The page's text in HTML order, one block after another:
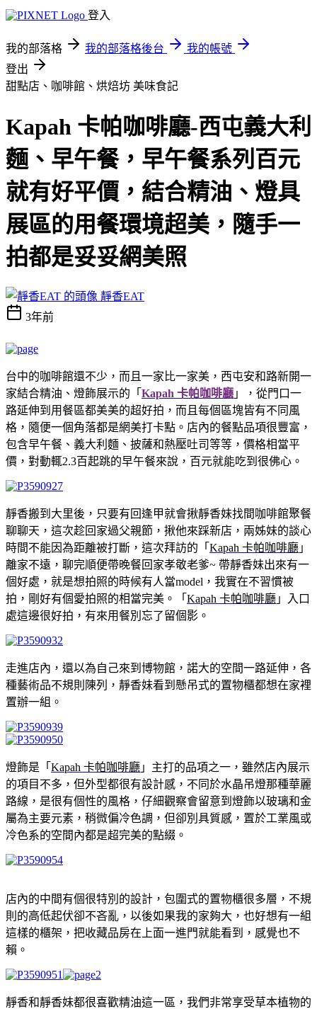
登入
我的部落格 我的部落格後台
我的帳號
登出
甜點店、咖啡館、烘焙坊 美味食記
Kapah 卡帕咖啡廳-西屯義大利
麵、早午餐，早午餐系列百元
就有好平價，結合精油、燈具
展區的用餐環境超美，隨手一
拍都是妥妥網美照
靜香EAT
3年前
台中的咖啡館還不少，而且一家比一家美，西屯安和路新開一
家結合精油、燈飾展示的「 Kapah 卡帕咖啡廳 」，從門口一
路延伸到用餐區都美美的超好拍，而且每個區塊皆有不同風
格，隨便一個角落都是網美打卡點。店內的餐點品項很豐富，
包含早午餐、義大利麵、披薩和熱壓吐司等等，價格相當平
價，對動輒2.3百起跳的早午餐來說，百元就能吃到很佛心。
靜香搬到大里後，只要有回逢甲就會揪靜香妹找間咖啡館聚餐
聊聊天，這次趁回家過父親節，揪他來踩新店，兩姊妹的談心
時間不能因為距離被打斷，這次拜訪的「 Kapah 卡帕咖啡廳 」
離家不遠，聊完順便帶晚餐回家孝敬老爹~ 帶靜香妹出來有一
個好處，就是想拍照的時候有人當model，我實在不習慣被
拍，剛好有個愛拍照的相當完美。「 Kapah 卡帕咖啡廳 」入口
處這邊很好拍，有來用餐別忘了留個影。
走進店內，還以為自己來到博物館，諾大的空間一路延伸，各
種藝術品不規則陳列，靜香妹看到懸吊式的置物櫃都想在家裡
置辦一組。
燈飾是「 Kapah 卡帕咖啡廳 」主打的品項之一，雖然店內展示
的項目不多，但外型都很有設計感，不同於水晶吊燈那種華麗
路線，是很有個性的風格，仔細觀察會留意到燈飾以玻璃和金
屬為主要元素，稍微偏冷色調，但卻別具質感，置於工業風或
冷色系的空間內都是超完美的點綴。
店內的中間有個很特別的設計，包圍式的置物櫃很多層，不規
則的高低起伏卻不吝亂，以後如果我的家夠大，也好想有一組
這樣的櫃架，把收藏品房在上面一進門就能看到，感覺也不
賴。
靜香和靜香妹都很喜歡精油這一區，我們非常享受草本植物的